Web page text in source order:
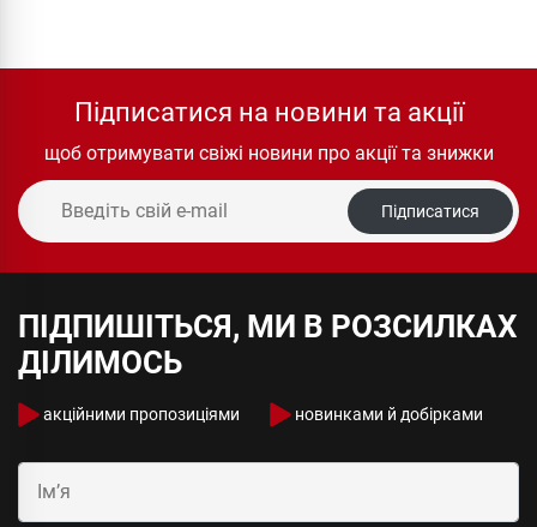
Підписатися на новини та акції
щоб отримувати свіжі новини про акції та знижки
Підписатися
ПІДПИШІТЬСЯ, МИ В РОЗСИЛКАХ
ДІЛИМОСЬ
акційними пропозиціями новинками й добірками